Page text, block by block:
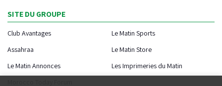
SITE DU GROUPE
Club Avantages
Le Matin Sports
Assahraa
Le Matin Store
Le Matin Annonces
Les Imprimeries du Matin